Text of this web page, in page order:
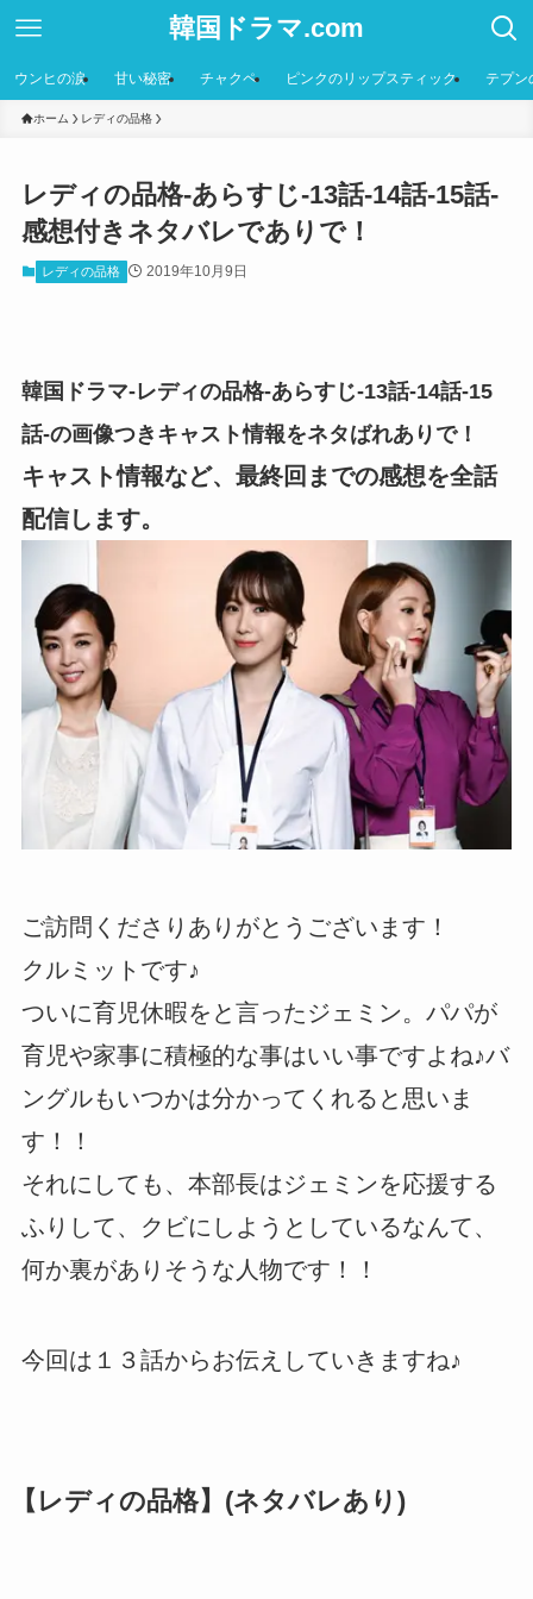
韓国ドラマ.com
ウンヒの涙 甘い秘密 チャクペ ピンクのリップスティック テプン
ホーム レディの品格
レディの品格-あらすじ-13話-14話-15話-
感想付きネタバレでありで！
レディの品格 2019年10月9日
韓国ドラマ-レディの品格-あらすじ-13話-14話-15
話-の画像つきキャスト情報をネタばれありで！
キャスト情報など、最終回までの感想を全話
配信します。
ご訪問くださりありがとうございます！
クルミットです♪
ついに育児休暇をと言ったジェミン。パパが
育児や家事に積極的な事はいい事ですよね♪バ
ングルもいつかは分かってくれると思いま
す！！
それにしても、本部長はジェミンを応援する
ふりして、クビにしようとしているなんて、
何か裏がありそうな人物です！！
今回は１３話からお伝えしていきますね♪
【レディの品格】(ネタバレあり)